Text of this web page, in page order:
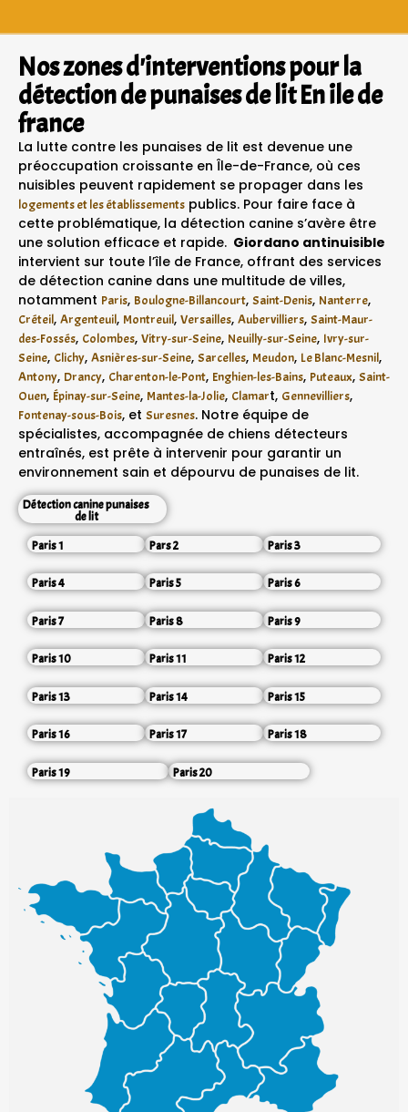
Nos zones d'interventions pour la
détection de punaises de lit En ile de
france
La lutte contre les punaises de lit est devenue une
préoccupation croissante en Île-de-France, où ces
nuisibles peuvent rapidement se propager dans les
logements et les établissements publics. Pour faire face à
cette problématique, la détection canine s’avère être
une solution efficace et rapide. Giordano antinuisible
intervient sur toute l’île de France, offrant des services
de détection canine dans une multitude de villes,
notamment Paris, Boulogne-Billancourt, Saint-Denis, Nanterre,
Créteil, Argenteuil, Montreuil, Versailles, Aubervilliers, Saint-Maur-
des-Fossés, Colombes, Vitry-sur-Seine, Neuilly-sur-Seine, Ivry-sur-
Seine, Clichy, Asnières-sur-Seine, Sarcelles, Meudon, Le Blanc-Mesnil,
Antony, Drancy, Charenton-le-Pont, Enghien-les-Bains, Puteaux, Saint-
Ouen, Épinay-sur-Seine, Mantes-la-Jolie, Clamart, Gennevilliers,
Fontenay-sous-Bois, et Suresnes. Notre équipe de
spécialistes, accompagnée de chiens détecteurs
entraînés, est prête à intervenir pour garantir un
environnement sain et dépourvu de punaises de lit.
Détection canine punaises
de lit
Paris 1
Pars 2 Paris 3
Paris 4 Paris 5 Paris 6
Paris 7 Paris 8 Paris 9
Paris 10 Paris 11 Paris 12
Paris 13 Paris 14 Paris 15
Paris 16 Paris 17 Paris 18
Paris 19 Paris 20